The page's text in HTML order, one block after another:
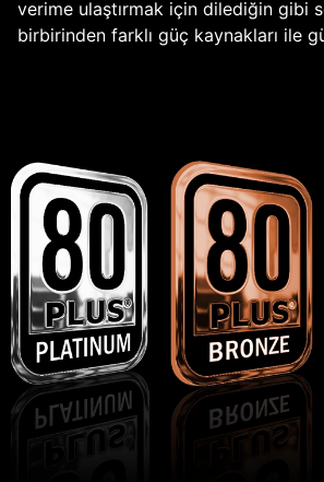
verime ulaştırmak için dilediğin gibi
birbirinden farklı güç kaynakları ile